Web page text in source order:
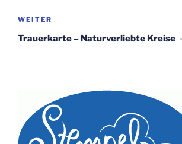
Nächster
Beitrag
WEITER
Trauerkarte – Naturverliebte Kreise